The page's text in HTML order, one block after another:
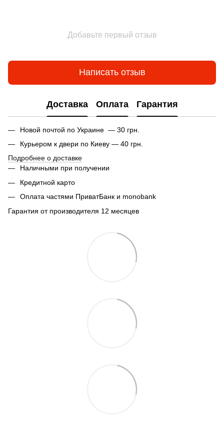
Добавьте первый отзыв
Написать отзыв
Доставка Оплата Гарантия
Новой почтой по Украине — 30 грн.
Курьером к двери по Киеву — 40 грн.
Подробнее о доставке
Наличными при получении
Кредитной карто
Оплата частями ПриватБанк и monobank
Гарантия от производителя 12 месяцев